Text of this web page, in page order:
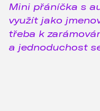
Mini přáníčka s
využít jako
třeba k
a jednoduchost